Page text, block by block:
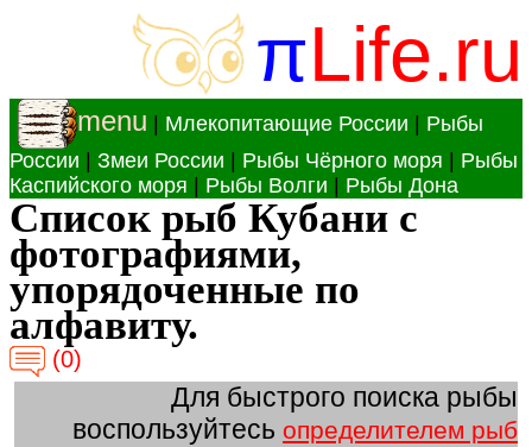
πLife.ru
menu Млекопитающие России
Рыбы
России
Змеи России Рыбы Чёрного моря
Рыбы
Каспийского моря
Рыбы Волги Рыбы Дона
Список рыб Кубани с
фотографиями,
упорядоченные по
алфавиту.
(0)
Для быстрого поиска рыбы
воспользуйтесь определителем рыб